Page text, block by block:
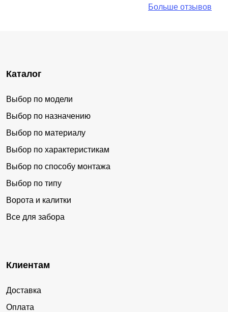
Больше отзывов
Каталог
Выбор по модели
Выбор по назначению
Выбор по материалу
Выбор по характеристикам
Выбор по способу монтажа
Выбор по типу
Ворота и калитки
Все для забора
Клиентам
Доставка
Оплата